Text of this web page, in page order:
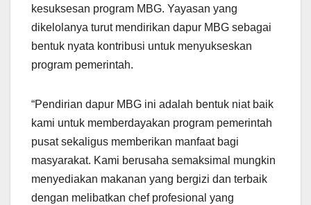
kesuksesan program MBG. Yayasan yang
dikelolanya turut mendirikan dapur MBG sebagai
bentuk nyata kontribusi untuk menyukseskan
program pemerintah.
“Pendirian dapur MBG ini adalah bentuk niat baik
kami untuk memberdayakan program pemerintah
pusat sekaligus memberikan manfaat bagi
masyarakat. Kami berusaha semaksimal mungkin
menyediakan makanan yang bergizi dan terbaik
dengan melibatkan chef profesional yang